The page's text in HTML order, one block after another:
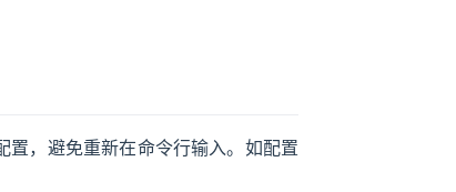
，避免重新在命令行输入。如配置